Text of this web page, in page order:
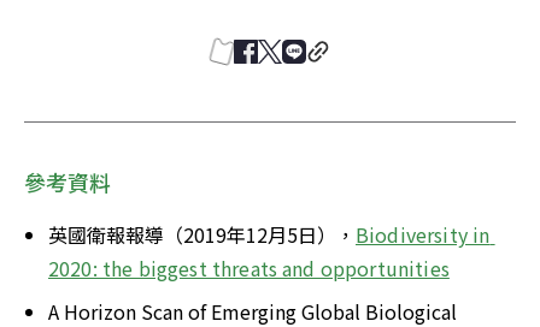
參考資料
英國衛報報導（2019年12月5日）， Biodiversity in
2020: the biggest threats and opportunities
A Horizon Scan of Emerging Global Biological